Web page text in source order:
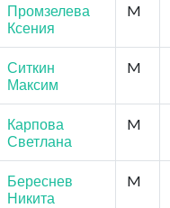
Промзелева
Ксения
M
Ситкин
Максим
M
Карпова
Светлана
M
Береснев
Никита
M